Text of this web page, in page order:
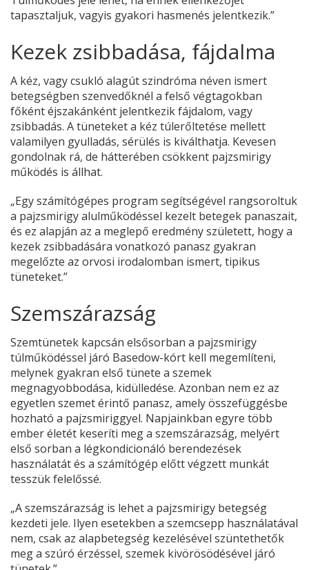
tapasztaljuk, vagyis gyakori hasmenés jelentkezik.”
Kezek zsibbadása, fájdalma
A kéz, vagy csukló alagút szindróma néven ismert
betegségben szenvedőknél a felső végtagokban
főként éjszakánként jelentkezik fájdalom, vagy
zsibbadás. A tüneteket a kéz túlerőltetése mellett
valamilyen gyulladás, sérülés is kiválthatja. Kevesen
gondolnak rá, de hátterében csökkent pajzsmirigy
működés is állhat.
„Egy számítógépes program segítségével rangsoroltuk
a pajzsmirigy alulműködéssel kezelt betegek panaszait,
és ez alapján az a meglepő eredmény született, hogy a
kezek zsibbadására vonatkozó panasz gyakran
megelőzte az orvosi irodalomban ismert, tipikus
tüneteket.”
Szemszárazság
Szemtünetek kapcsán elsősorban a pajzsmirigy
túlműködéssel járó Basedow-kórt kell megemlíteni,
melynek gyakran első tünete a szemek
megnagyobbodása, kidülledése. Azonban nem ez az
egyetlen szemet érintő panasz, amely összefüggésbe
hozható a pajzsmiriggyel. Napjainkban egyre több
ember életét keseríti meg a szemszárazság, melyért
első sorban a légkondicionáló berendezések
használatát és a számítógép előtt végzett munkát
tesszük felelőssé.
„A szemszárazság is lehet a pajzsmirigy betegség
kezdeti jele. Ilyen esetekben a szemcsepp használatával
nem, csak az alapbetegség kezelésével szüntethetők
meg a szúró érzéssel, szemek kivörösödésével járó